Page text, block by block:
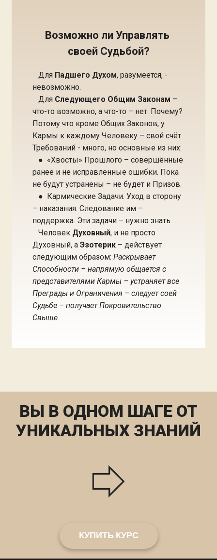
Возможно ли Управлять
своей Судьбой?
Для Падшего Духом, разумеется, -
невозможно.
Для Следующего Общим Законам –
что-то возможно, а что-то – нет. Почему?
Потому что кроме Общих Законов, у
Кармы к каждому Человеку – свой счёт.
Требований - много, но основные из них:
● «Хвосты» Прошлого – совершённые
ранее и не исправленные ошибки. Пока
не будут устранены – не будет и Призов.
● Кармические Задачи. Уход в сторону
– наказания. Следование им –
поддержка. Эти задачи – нужно знать.
Человек Духовный, и не просто
Духовный, а Эзотерик – действует
следующим образом: Раскрывает
Способности – напрямую общается с
представителями Кармы – устраняет все
Преграды и Ограничения – следует соей
Судьбе – получает Покровительство
Свыше.
ВЫ В ОДНОМ ШАГЕ ОТ
УНИКАЛЬНЫХ ЗНАНИЙ
КУПИТЬ КУРС